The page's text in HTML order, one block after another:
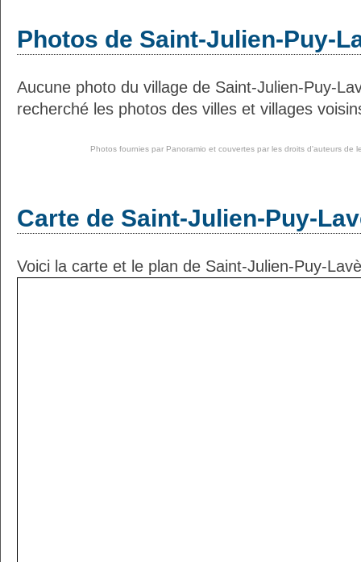
Photos de Saint-Julien-Puy-
Aucune photo du village de Saint-Julien-Puy-
recherché les photos des villes et villages
Photos fournies par Panoramio et couvertes par les droits d'auteurs de
Carte de Saint-Julien-Puy-
Voici la carte et le plan de Saint-Julien-Puy-